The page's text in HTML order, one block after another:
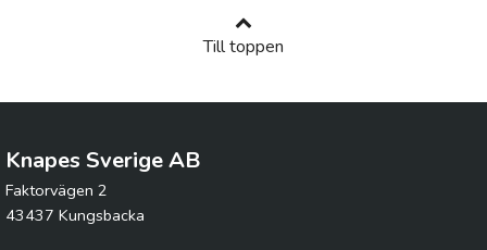
Till toppen
Knapes Sverige AB
Faktorvägen 2
43437 Kungsbacka